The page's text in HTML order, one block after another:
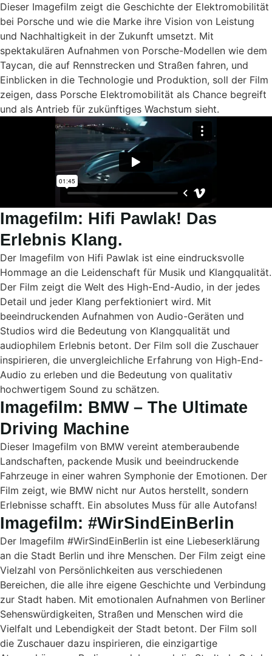
Dieser Imagefilm zeigt die Geschichte der Elektromobilität
bei Porsche und wie die Marke ihre Vision von Leistung
und Nachhaltigkeit in der Zukunft umsetzt. Mit
spektakulären Aufnahmen von Porsche-Modellen wie dem
Taycan, die auf Rennstrecken und Straßen fahren, und
Einblicken in die Technologie und Produktion, soll der Film
zeigen, dass Porsche Elektromobilität als Chance begreift
und als Antrieb für zukünftiges Wachstum sieht.
Imagefilm: Hifi Pawlak! Das
Erlebnis Klang.
Der Imagefilm von Hifi Pawlak ist eine eindrucksvolle
Hommage an die Leidenschaft für Musik und Klangqualität.
Der Film zeigt die Welt des High-End-Audio, in der jedes
Detail und jeder Klang perfektioniert wird. Mit
beeindruckenden Aufnahmen von Audio-Geräten und
Studios wird die Bedeutung von Klangqualität und
audiophilem Erlebnis betont. Der Film soll die Zuschauer
inspirieren, die unvergleichliche Erfahrung von High-End-
Audio zu erleben und die Bedeutung von qualitativ
hochwertigem Sound zu schätzen.
Imagefilm: BMW – The Ultimate
Driving Machine
Dieser Imagefilm von BMW vereint atemberaubende
Landschaften, packende Musik und beeindruckende
Fahrzeuge in einer wahren Symphonie der Emotionen. Der
Film zeigt, wie BMW nicht nur Autos herstellt, sondern
Erlebnisse schafft. Ein absolutes Muss für alle Autofans!
Imagefilm: #WirSindEinBerlin
Der Imagefilm #WirSindEinBerlin ist eine Liebeserklärung
an die Stadt Berlin und ihre Menschen. Der Film zeigt eine
Vielzahl von Persönlichkeiten aus verschiedenen
Bereichen, die alle ihre eigene Geschichte und Verbindung
zur Stadt haben. Mit emotionalen Aufnahmen von Berliner
Sehenswürdigkeiten, Straßen und Menschen wird die
Vielfalt und Lebendigkeit der Stadt betont. Der Film soll
die Zuschauer dazu inspirieren, die einzigartige